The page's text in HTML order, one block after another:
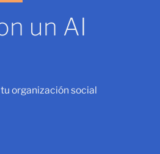
un AI
organización social